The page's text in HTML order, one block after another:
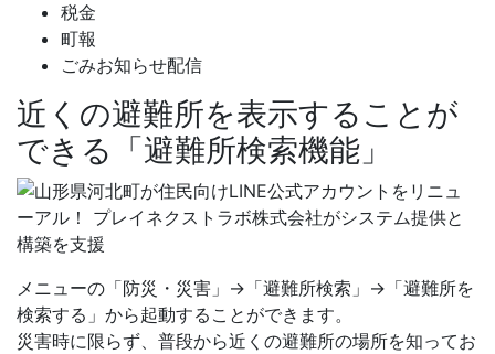
税金
町報
ごみお知らせ配信
近くの避難所を表示することが
できる「避難所検索機能」
メニューの「防災・災害」→「避難所検索」→「避難所を
検索する」から起動することができます。
災害時に限らず、普段から近くの避難所の場所を知ってお